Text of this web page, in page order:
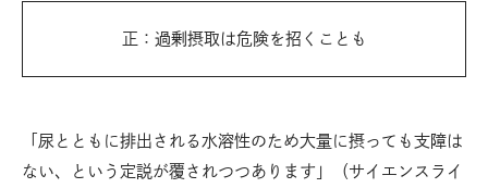
正：過剰摂取は危険を招くことも
「尿とともに排出される水溶性のため大量に摂っても支障は
ない、という定説が覆されつつあります」（サイエンスライ